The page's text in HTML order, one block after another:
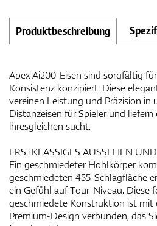
Produktbeschreibung
Apex Ai200-Eisen sind sorgfältig
Konsistenz konzipiert. Diese
vereinen Leistung und Präzision
Distanzeisen für Spieler und
ihresgleichen sucht.
ERSTKLASSIGES AUSSEHEN
Ein geschmiedeter Hohlkörper
geschmiedeten 455-Schlagfläche
ein Gefühl auf Tour-Niveau. Diese
geschmiedete Konstruktion ist mit
Premium-Design verbunden, das